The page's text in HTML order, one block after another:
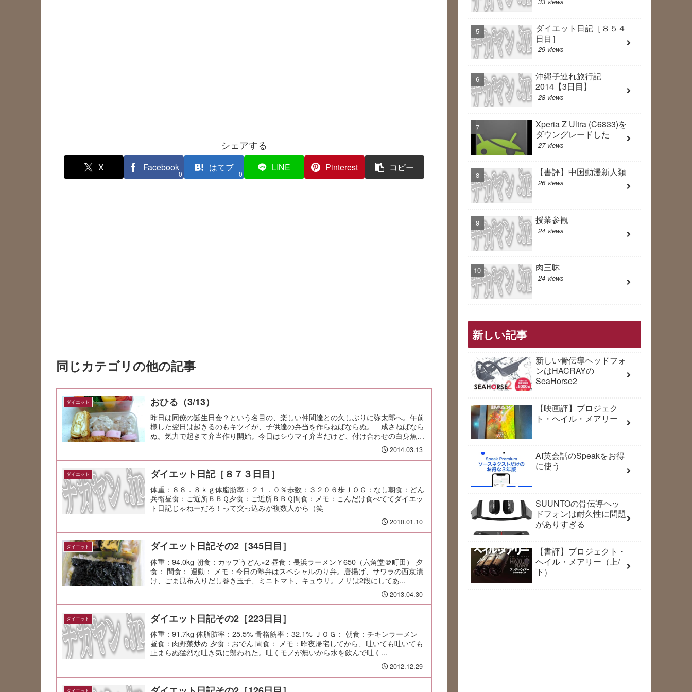
シェアする
X Facebook
0
はてブ
0
LINE Pinterest コピー
同じカテゴリの他の記事
ダイエット おひる（3/13）
昨日は同僚の誕生日会？という名目の、楽しい仲間達との久しぶりに弥太郎へ。午前
様した翌日は起きるのもキツイが、子供達の弁当を作らねばならぬ。 成さねばなら
ぬ。気力で起きて弁当作り開始。今日はシウマイ弁当だけど、付け合わせの白身魚の
2014.03.13
ダイエット ダイエット日記［８７３日目］
体重：８８．８ｋｇ体脂肪率：２１．０％歩数：３２０６歩ＪＯＧ：なし朝食：どん
兵衛昼食：ご近所ＢＢＱ夕食：ご近所ＢＢＱ間食：メモ：こんだけ食べててダイエッ
ト日記じゃねーだろ！って突っ込みが複数人から（笑
2010.01.10
ダイエット ダイエット日記その2［345日目］
体重：94.0kg 朝食：カップうどん×2 昼食：長浜ラーメン￥650（六角堂＠町田） 夕
食： 間食： 運動： メモ：今日の塾弁はスペシャルのり弁。唐揚げ、サワラの西京漬
け、ごま昆布入りだし巻き玉子、ミニトマト、キュウリ。ノリは2段にしてあ...
2013.04.30
ダイエット ダイエット日記その2［223日目］
体重：91.7kg 体脂肪率：25.5% 骨格筋率：32.1% ＪＯＧ： 朝食：チキンラーメン
昼食：肉野菜炒め 夕食：おでん 間食： メモ：昨夜帰宅してから、吐いても吐いても
止まらぬ猛烈な吐き気に襲われた。吐くモノが無いから水を飲んで吐く...
2012.12.29
ダイエット日記［８５４
日目］
29 views
沖縄子連れ旅行記
2014【3日目】
28 views
Xperia Z Ultra (C6833)を
ダウングレードした
27 views
【書評】中国動漫新人類
26 views
授業参観
24 views
肉三昧
24 views
新しい記事
新しい骨伝導ヘッドフォ
ンはHACRAYの
SeaHorse2
【映画評】プロジェク
ト・ヘイル・メアリー
AI英会話のSpeakをお得
に使う
SUUNTOの骨伝導ヘッ
ドフォンは耐久性に問題
がありすぎる
【書評】プロジェクト・
ヘイル・メアリー（上/
下）